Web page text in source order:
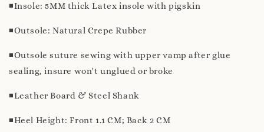
◾️Insole: 5MM thick Latex insole with pigskin
◾️Outsole: Natural Crepe Rubber
◾️Outsole suture sewing with upper vamp after glue
sealing, insure won't unglued or broke
◾️Leather Board & Steel Shank
◾️Heel Height: Front 1.1 CM; Back 2 CM